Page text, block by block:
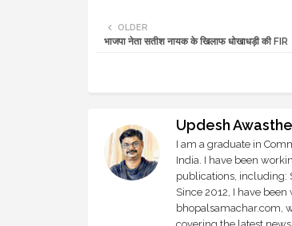
OLDER
भाजपा नेता सतीश नायक के खिलाफ धोखाधड़ी की FIR
Updesh
I am a graduate in
India. I have been
publications, including:
Since 2012, I have
bhopalsamachar.com,